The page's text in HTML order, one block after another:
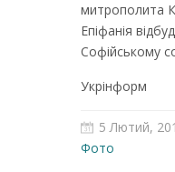
митрополита
Епіфанія
Софійському
Укрінформ
5 Лютий,
Фото